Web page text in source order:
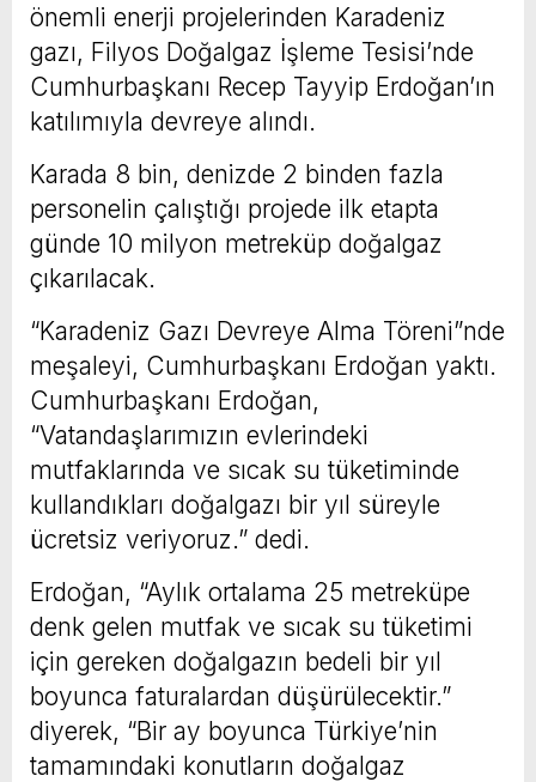
önemli enerji projelerinden Karadeniz
gazı, Filyos Doğalgaz İşleme Tesisi’nde
Cumhurbaşkanı Recep Tayyip Erdoğan’ın
katılımıyla devreye alındı.
Karada 8 bin, denizde 2 binden fazla
personelin çalıştığı projede ilk etapta
günde 10 milyon metreküp doğalgaz
çıkarılacak.
“Karadeniz Gazı Devreye Alma Töreni”nde
meşaleyi, Cumhurbaşkanı Erdoğan yaktı.
Cumhurbaşkanı Erdoğan,
“Vatandaşlarımızın evlerindeki
mutfaklarında ve sıcak su tüketiminde
kullandıkları doğalgazı bir yıl süreyle
ücretsiz veriyoruz.” dedi.
Erdoğan, “Aylık ortalama 25 metreküpe
denk gelen mutfak ve sıcak su tüketimi
için gereken doğalgazın bedeli bir yıl
boyunca faturalardan düşürülecektir.”
diyerek, “Bir ay boyunca Türkiye’nin
tamamındaki konutların doğalgaz